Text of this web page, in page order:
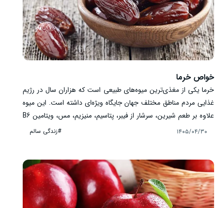
خواص خرما
خرما یکی از مغذی‌ترین میوه‌های طبیعی است که هزاران سال در رژیم
غذایی مردم مناطق مختلف جهان جایگاه ویژه‌ای داشته است. این میوه
علاوه بر طعم شیرین، سرشار از فیبر، پتاسیم، منیزیم، مس، ویتامین B6
و ترکیبات آنتی‌اکسیدانی مانند فلاونوئیدها، کاروتنوئیدها و اسیدهای
یک رژیم غذایی سالم باشد. در این مقاله، خواص خرما را بر اساس
شواهد علمی و نکات تغذیه‌ای بررسی می‌کنیم و به رایج‌ترین پرسش‌ها
درباره مصرف این میوه پاسخ می‌دهیم.
۱۴۰۵/۰۴/۳۰ #زندگی سالم